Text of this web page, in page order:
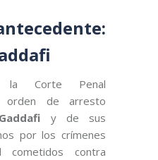
la Corte Penal
orden de arresto
y de sus
por los crímenes
cometidos contra